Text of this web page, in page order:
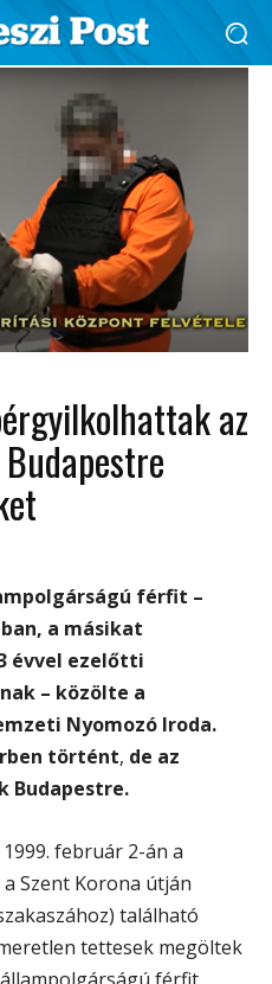
az
férfit –
a másikat
évvel ezelőtti
– közölte a
Nyomozó Iroda.
történt, de az
Budapestre.
február 2-án a
Szent Korona útján
található
tettesek megöltek